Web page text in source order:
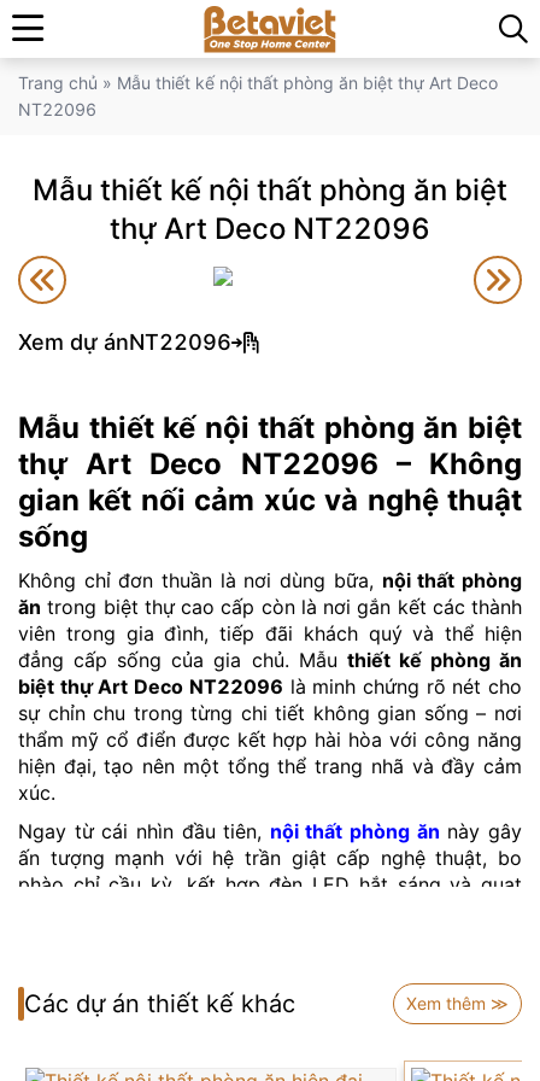
Trang chủ » Mẫu thiết kế nội thất phòng ăn biệt thự Art Deco
NT22096
Mẫu thiết kế nội thất phòng ăn biệt
thự Art Deco NT22096
Xem dự ánNT22096
Mẫu thiết kế nội thất phòng ăn biệt
thự Art Deco NT22096 – Không
gian kết nối cảm xúc và nghệ thuật
sống
Không chỉ đơn thuần là nơi dùng bữa, nội thất phòng
ăn trong biệt thự cao cấp còn là nơi gắn kết các thành
viên trong gia đình, tiếp đãi khách quý và thể hiện
đẳng cấp sống của gia chủ. Mẫu thiết kế phòng ăn
biệt thự Art Deco NT22096 là minh chứng rõ nét cho
sự chỉn chu trong từng chi tiết không gian sống – nơi
thẩm mỹ cổ điển được kết hợp hài hòa với công năng
hiện đại, tạo nên một tổng thể trang nhã và đầy cảm
xúc.
Ngay từ cái nhìn đầu tiên, nội thất phòng ăn này gây
ấn tượng mạnh với hệ trần giật cấp nghệ thuật, bo
phào chỉ cầu kỳ, kết hợp đèn LED hắt sáng và quạt
đẹp về thị giác mà còn tối ưu trải nghiệm cảm xúc.
Bộ bàn ăn dài mặt gỗ tự nhiên sơn bóng cao cấp, phối
cùng ghế bọc vải nhung sáng màu, chân cong cổ điển
Các dự án thiết kế khác Xem thêm ≫